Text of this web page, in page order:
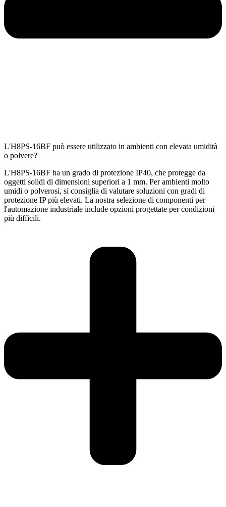
L'H8PS-16BF può essere utilizzato in ambienti con elevata umidità
o polvere?
L'H8PS-16BF ha un grado di protezione IP40, che protegge da
oggetti solidi di dimensioni superiori a 1 mm. Per ambienti molto
umidi o polverosi, si consiglia di valutare soluzioni con gradi di
protezione IP più elevati. La nostra selezione di componenti per
l'automazione industriale include opzioni progettate per condizioni
più difficili.